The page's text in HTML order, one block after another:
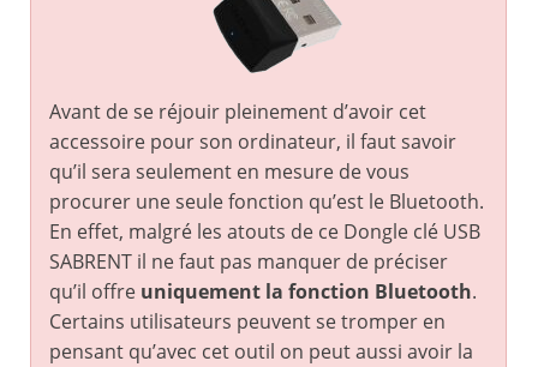
Avant de se réjouir pleinement d’avoir cet
accessoire pour son ordinateur, il faut savoir
qu’il sera seulement en mesure de vous
procurer une seule fonction qu’est le Bluetooth.
En effet, malgré les atouts de ce Dongle clé USB
SABRENT il ne faut pas manquer de préciser
qu’il offre uniquement la fonction Bluetooth.
Certains utilisateurs peuvent se tromper en
pensant qu’avec cet outil on peut aussi avoir la